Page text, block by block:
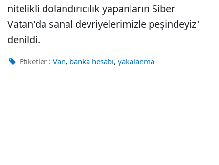
nitelikli dolandırıcılık yapanların Siber
Vatan'da sanal devriyelerimizle peşindeyiz"
denildi.
Etiketler : Van, banka hesabı, yakalanma